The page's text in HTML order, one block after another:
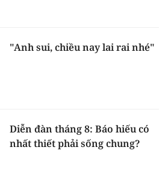
"Anh sui, chiều nay lai rai nhé"
Diễn đàn tháng 8: Báo hiếu có
nhất thiết phải sống chung?